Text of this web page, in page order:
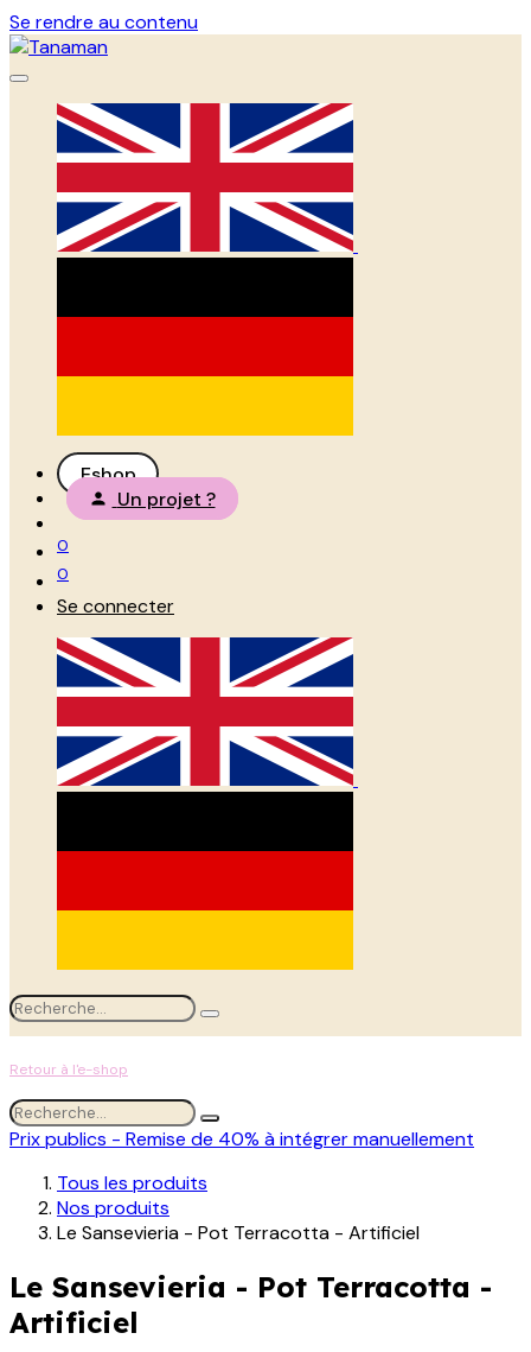
Se rendre au contenu
Eshop
Un projet ?
0
0
Se connecter
Retour à l'e-shop
Prix publics - Remise de 40% à intégrer manuellement
Tous les produits
Nos produits
Le Sansevieria - Pot Terracotta - Artificiel
Le Sansevieria - Pot Terracotta -
Artificiel